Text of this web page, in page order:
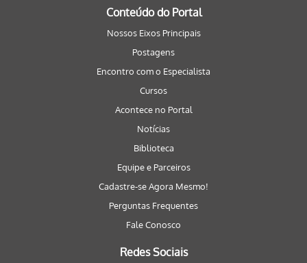
Conteúdo do Portal
Nossos Eixos Principais
Postagens
Encontro com o Especialista
Cursos
Acontece no Portal
Notícias
Biblioteca
Equipe e Parceiros
Cadastre-se Agora Mesmo!
Perguntas Frequentes
Fale Conosco
Redes Sociais